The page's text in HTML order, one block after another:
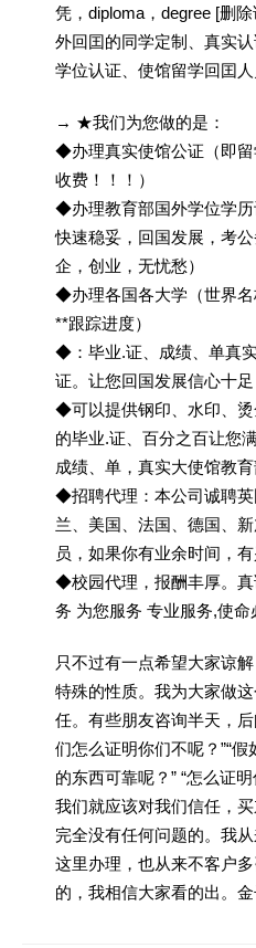
凭，diploma，degree [删
外回囯的同学定制、真实
学位认证、使馆留学回囯
→ ★我们为您做的是：
◆办理真实使馆公证（即
收费！！！）
◆办理教育部国外学位学历
快速稳妥，回国发展，考
企，创业，无忧愁）
◆办理各国各大学（世界
**跟踪进度）
◆：毕业.证、成绩、单真
证。让您回国发展信心十足
◆可以提供钢印、水印、
的毕业.证、百分之百让您
成绩、单，真实大使馆教育
◆招聘代理：本公司诚聘
兰、美国、法国、德国、
员，如果你有业余时间，
◆校园代理，报酬丰厚。
务 为您服务 专业服务,使命
只不过有一点希望大家谅
特殊的性质。我为大家做
任。有些朋友咨询半天，
们怎么证明你们不呢？”“
的东西可靠呢？” “怎么证
我们就应该对我们信任，
完全没有任何问题的。我
这里办理，也从来不客户
的，我相信大家看的出。